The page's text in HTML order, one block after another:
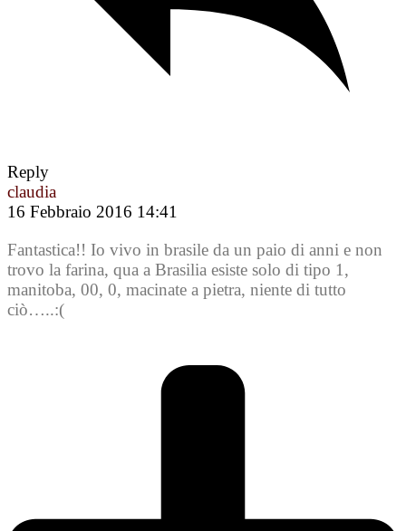
Reply
claudia
16 Febbraio 2016 14:41
Fantastica!! Io vivo in brasile da un paio di anni e non
trovo la farina, qua a Brasilia esiste solo di tipo 1,
manitoba, 00, 0, macinate a pietra, niente di tutto
ciò…..:(